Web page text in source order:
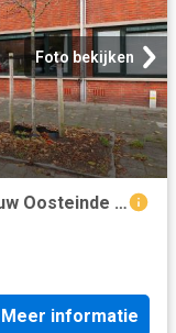
Foto bekijken
apartment for rent in Laan van Nieuw Oosteinde 338 2274GG Leidschendam Voorburg Voorburg Noord noord Voorburg
Meer informatie